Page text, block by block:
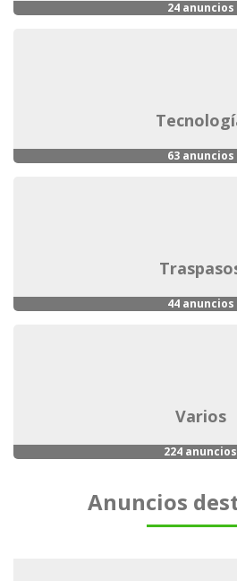
24 anuncios
63 anuncios
44 anuncios
varios
224 anuncios
Anuncios